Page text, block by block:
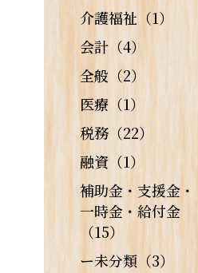
介護福祉（1）
会計（4）
全般（2）
医療（1）
税務（22）
融資（1）
補助金・支援金・
一時金・給付金
（15）
ー未分類（3）